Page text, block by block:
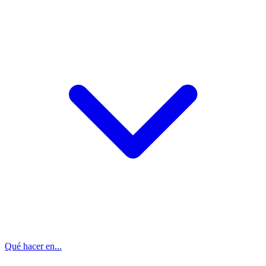
Qué hacer en...